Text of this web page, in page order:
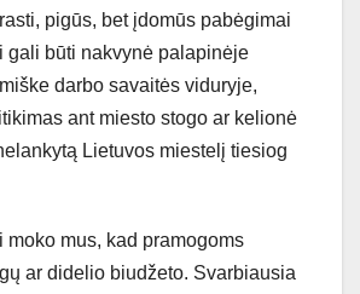
pigūs, bet įdomūs pabėgimai
gali būti nakvynė palapinėje
darbo savaitės viduryje,
ant miesto stogo ar kelionė
Lietuvos miestelį tiesiog
moko mus, kad pramogoms
ar didelio biudžeto. Svarbiausia